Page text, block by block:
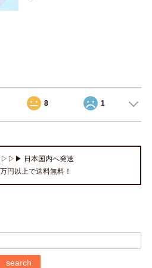
8 1
▷▷▶ 日本国内へ発送
円以上で送料無料！
search